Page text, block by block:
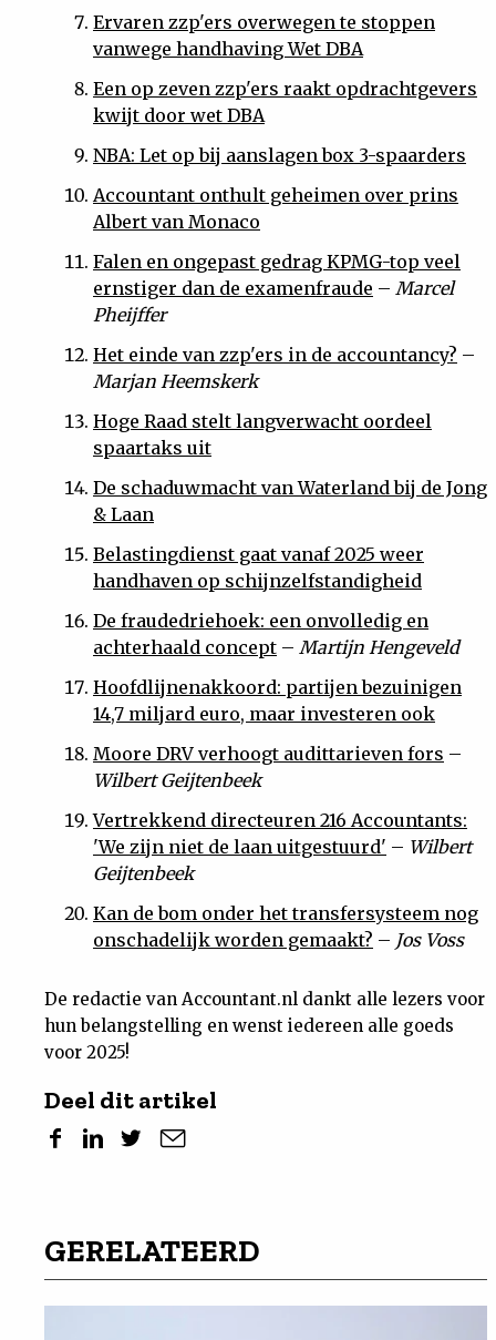
Ervaren zzp'ers overwegen te stoppen
vanwege handhaving Wet DBA
Een op zeven zzp'ers raakt opdrachtgevers
kwijt door wet DBA
NBA: Let op bij aanslagen box 3-spaarders
Accountant onthult geheimen over prins
Albert van Monaco
Falen en ongepast gedrag KPMG-top veel
ernstiger dan de examenfraude – Marcel
Pheijffer
Het einde van zzp'ers in de accountancy? –
Marjan Heemskerk
Hoge Raad stelt langverwacht oordeel
spaartaks uit
De schaduwmacht van Waterland bij de Jong
& Laan
Belastingdienst gaat vanaf 2025 weer
handhaven op schijnzelfstandigheid
De fraudedriehoek: een onvolledig en
achterhaald concept – Martijn Hengeveld
Hoofdlijnenakkoord: partijen bezuinigen
14,7 miljard euro, maar investeren ook
Moore DRV verhoogt audittarieven fors –
Wilbert Geijtenbeek
Vertrekkend directeuren 216 Accountants:
'We zijn niet de laan uitgestuurd' – Wilbert
Geijtenbeek
Kan de bom onder het transfersysteem nog
onschadelijk worden gemaakt? – Jos Voss
De redactie van Accountant.nl dankt alle lezers voor
hun belangstelling en wenst iedereen alle goeds
voor 2025!
Deel dit artikel
GERELATEERD